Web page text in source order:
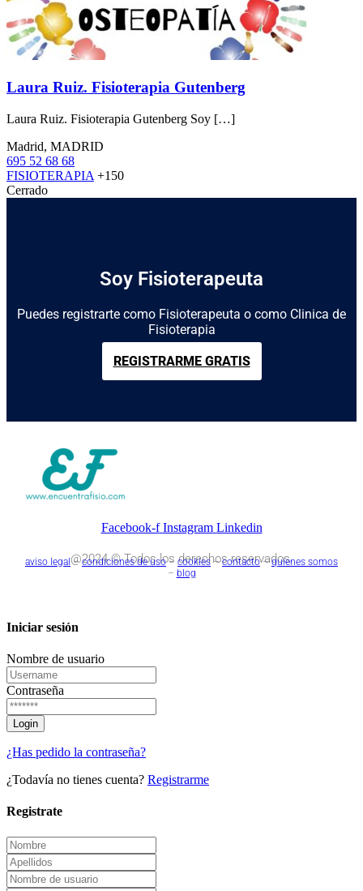
Laura Ruiz. Fisioterapia Gutenberg
Laura Ruiz. Fisioterapia Gutenberg Soy […]
Madrid, MADRID
695 52 68 68
FISIOTERAPIA +150
Cerrado
Soy Fisioterapeuta
Puedes registrarte como Fisioterapeuta o como Clinica de
Fisioterapia
REGISTRARME GRATIS
Facebook-f Instagram Linkedin
@2024 © Todos los derechos reservados.
aviso legal–condiciones de uso– cookies –contacto–quienes somos
– blog
Iniciar sesión
Nombre de usuario
Contraseña
¿Has pedido la contraseña?
¿Todavía no tienes cuenta? Registrarme
Registrate